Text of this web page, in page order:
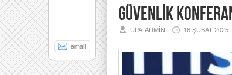
GÜVENLİK
UPA-ADMIN 16 ŞUBAT 2025